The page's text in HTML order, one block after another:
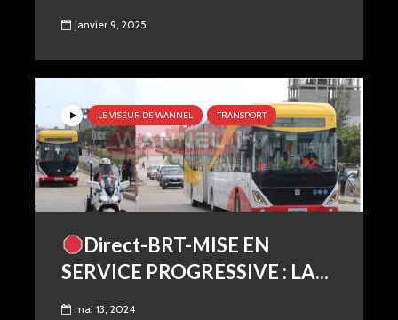
janvier 9, 2025
LE VISEUR DE WANNEL TRANSPORT
Direct-BRT-MISE EN
SERVICE PROGRESSIVE : LA...
mai 13, 2024